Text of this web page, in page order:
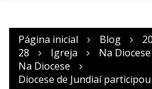
Página inicial Blog
28
Igreja
Na
Na Diocese
Diocese de Jundiaí